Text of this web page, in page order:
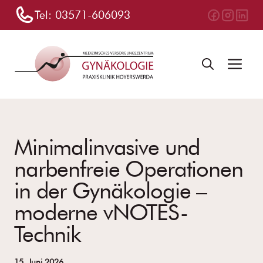
Zum
Inhalt
Tel: 03571-606093
Minimalinvasive und
narbenfreie Operationen
in der Gynäkologie –
moderne vNOTES-
Technik